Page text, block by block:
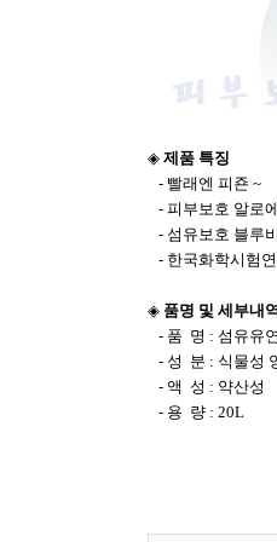
◈ 제품 특징
- 빨래엔 피죤 ~
- 피부보호 알로
- 섬유보호 블루
- 한국화학시험
◈ 품명 및 세부내역
- 품 명 : 섬유유
- 성 분 : 식물성
- 액 성 : 약산성
- 용 량 : 20L